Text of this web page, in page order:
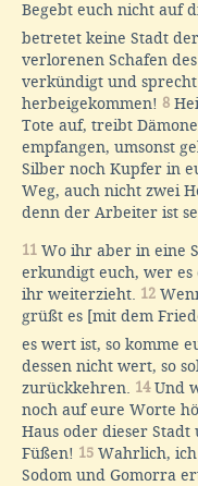
Begebt euch nicht auf
betretet keine Stadt
verlorenen Schafen des
verkündigt und
herbeigekommen! 8
Tote auf, treibt
empfangen, umsonst
Silber noch Kupfer in
Weg, auch nicht zwei
denn der Arbeiter ist
11 Wo ihr aber in eine
erkundigt euch, wer
ihr weiterzieht. 12
grüßt es [mit dem
es wert ist, so komme
dessen nicht wert, so
zurückkehren. 14Und
noch auf eure Worte
Haus oder dieser
Füßen! 15 Wahrlich, ich
Sodom und Gomorra